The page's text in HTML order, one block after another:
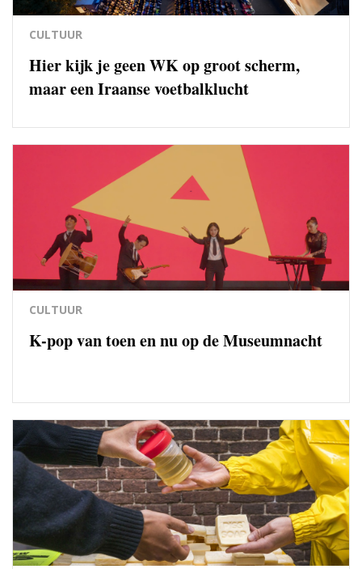
CULTUUR
Hier kijk je geen WK op groot scherm,
maar een Iraanse voetbalklucht
CULTUUR
K-pop van toen en nu op de Museumnacht